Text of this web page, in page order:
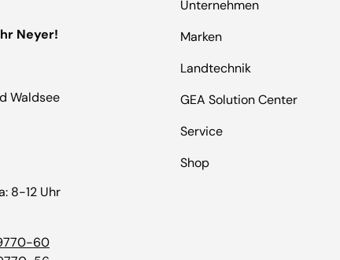
Neyer!
Waldsee
8-12 Uhr
60
Unternehmen
Marken
Landtechnik
GEA Solution Center
Service
Shop